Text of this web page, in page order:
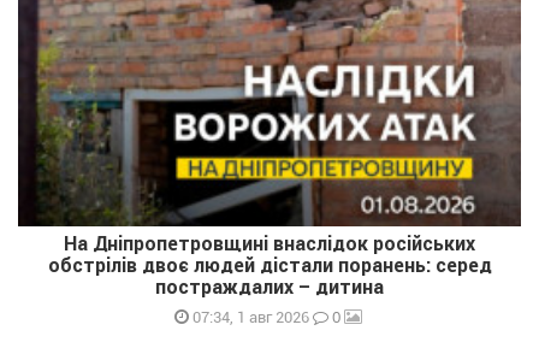
На Дніпропетровщині внаслідок російських
обстрілів двоє людей дістали поранень: серед
постраждалих – дитина
07:34, 1 авг 2026 0